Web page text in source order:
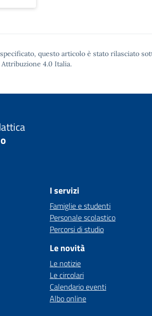
questo articolo è stato rilasciato
4.0 Italia.
I servizi
Famiglie e studenti
Personale scolastico
Percorsi di studio
Le novità
Le notizie
Le circolari
Calendario eventi
Albo online